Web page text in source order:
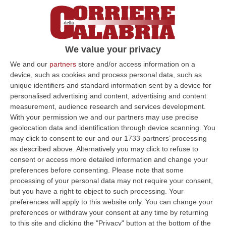
We value your privacy
We and our partners store and/or access information on a
device, such as cookies and process personal data, such as
unique identifiers and standard information sent by a device for
personalised advertising and content, advertising and content
measurement, audience research and services development.
With your permission we and our partners may use precise
geolocation data and identification through device scanning. You
may click to consent to our and our 1733 partners’ processing
as described above. Alternatively you may click to refuse to
consent or access more detailed information and change your
preferences before consenting.
Please note that some
processing of your personal data may not require your consent,
but you have a right to object to such processing. Your
preferences will apply to this website only. You can change your
preferences or withdraw your consent at any time by returning
to this site and clicking the "Privacy" button at the bottom of the
ore 17:00,
il Parco archeologico dell’antica
Kaulonìa.
Un evento cui prenderanno parte
Filippo Demma, Direttore Regionale Musei
Calabria,
Elisa Nisticò, Direttrice del Museo di
Monasterace e del Parco archeologico
dell’Antica Kaulonìa, il Rup dei lavoriRosanna
Bacari e Simona Bruni, Direttore dei lavori e
coordinatore Uto 2 oltre a Maria Mallemace,
responsabile del Segretariato regionale del
Mic Calabria.
Un giorno importante non solo per il territorio
della città ma anche per la Calabria che
acquisisce la piena fruibilità di uno dei siti più
belli e suggestivi della Magna Grecia. «Dopo i